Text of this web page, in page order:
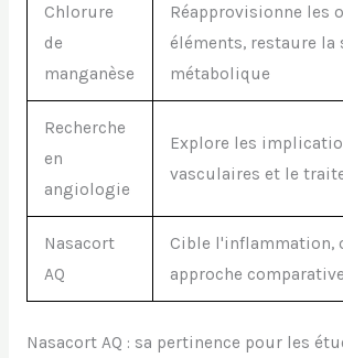
Chlorure
de
manganèse
Réapprovisionne les
éléments, restaure
métabolique
Recherche
en
angiologie
Explore les
vasculaires et le
Nasacort
AQ
Cible l'inflammation,
approche comparative
Nasacort AQ : sa pertinence pour les